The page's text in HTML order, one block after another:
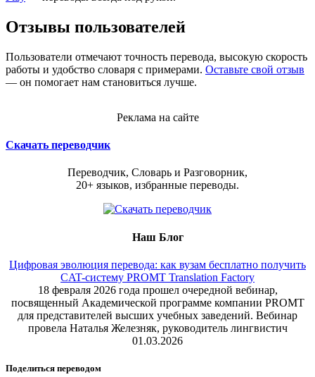
Отзывы пользователей
Пользователи отмечают точность перевода, высокую скорость
работы и удобство словаря с примерами. Оставьте свой отзыв
— он помогает нам становиться лучше.
Реклама на сайте
Скачать переводчик
Переводчик, Словарь и Разговорник,
20+ языков, избранные переводы.
Наш Блог
Цифровая эволюция перевода: как вузам бесплатно получить
CAT-систему PROMT Translation Factory
18 февраля 2026 года прошел очередной вебинар,
посвященный Академической программе компании PROMT
для представителей высших учебных заведений. Вебинар
провела Наталья Железняк, руководитель лингвистич
01.03.2026
Поделиться переводом